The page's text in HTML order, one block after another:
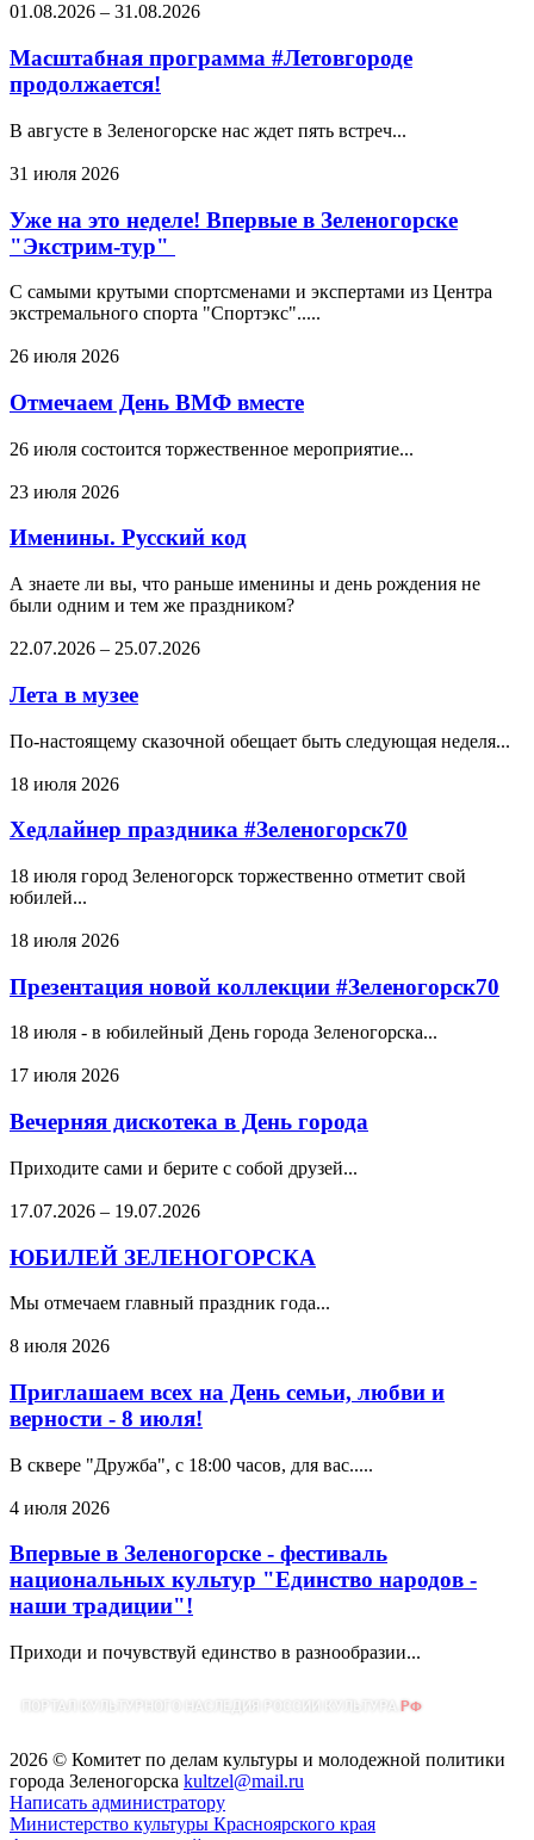
01.08.2026 – 31.08.2026
Масштабная программа #Летовгороде
продолжается!
В августе в Зеленогорске нас ждет пять встреч...
31 июля 2026
Уже на это неделе! Впервые в Зеленогорске
"Экстрим-тур"
С самыми крутыми спортсменами и экспертами из Центра
экстремального спорта "Спортэкс".....
26 июля 2026
Отмечаем День ВМФ вместе
26 июля состоится торжественное мероприятие...
23 июля 2026
Именины. Русский код
А знаете ли вы, что раньше именины и день рождения не
были одним и тем же праздником?
22.07.2026 – 25.07.2026
Лета в музее
По-настоящему сказочной обещает быть следующая неделя...
18 июля 2026
Хедлайнер праздника #Зеленогорск70
18 июля город Зеленогорск торжественно отметит свой
юбилей...
18 июля 2026
Презентация новой коллекции #Зеленогорск70
18 июля - в юбилейный День города Зеленогорска...
17 июля 2026
Вечерняя дискотека в День города
Приходите сами и берите с собой друзей...
17.07.2026 – 19.07.2026
ЮБИЛЕЙ ЗЕЛЕНОГОРСКА
Мы отмечаем главный праздник года...
8 июля 2026
Приглашаем всех на День семьи, любви и
верности - 8 июля!
В сквере "Дружба", с 18:00 часов, для вас.....
4 июля 2026
Впервые в Зеленогорске - фестиваль
национальных культур "Единство народов -
наши традиции"!
Приходи и почувствуй единство в разнообразии...
2026 © Комитет по делам культуры и молодежной политики
города Зеленогорска kultzel@mail.ru
Написать администратору
Министерство культуры Красноярского края